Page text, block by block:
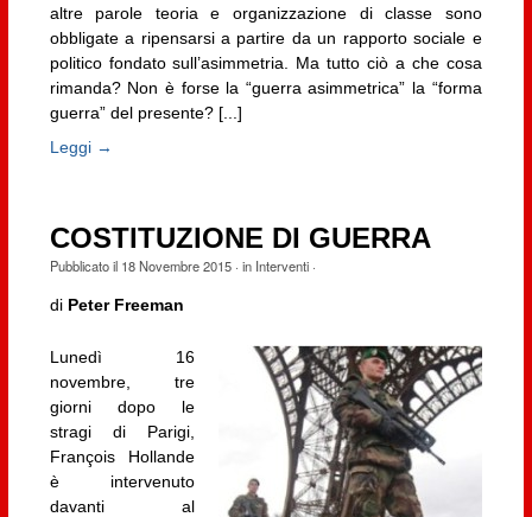
altre parole teoria e organizzazione di classe sono
obbligate a ripensarsi a partire da un rapporto sociale e
politico fondato sull’asimmetria. Ma tutto ciò a che cosa
rimanda? Non è forse la “guerra asimmetrica” la “forma
guerra” del presente? [...]
Leggi →
COSTITUZIONE DI GUERRA
Pubblicato il 18 Novembre 2015· in Interventi·
di Peter Freeman
Lunedì 16
novembre, tre
giorni dopo le
stragi di Parigi,
François Hollande
è intervenuto
davanti al